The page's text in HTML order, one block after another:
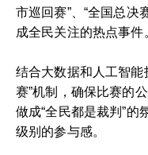
市巡回赛”、“全国总决
成全民关注的热点事件
结合大数据和人工智能
赛”机制，确保比赛的
做成“全民都是裁判”的
级别的参与感。